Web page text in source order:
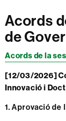
Acords
de
Acords de la
[12/03/2026]
Innovació i
1. Aprovació de